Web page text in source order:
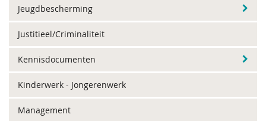
Jeugdbescherming
Justitieel/Criminaliteit
Kennisdocumenten
Kinderwerk - Jongerenwerk
Management